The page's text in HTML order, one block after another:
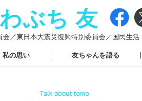
ぶち 友
会／東日本大震災復興特別委員会／ 国民生活
私の思い 友ちゃんを語る